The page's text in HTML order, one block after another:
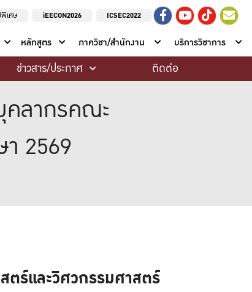
เศษ iEECON2026 ICSEC2022
หลักสูตร ภาควิชา/สำนักงาน บริการวิชาการ
ข่าวสาร/ประกาศ ติดต่อ
คลากรคณะ
2569
ตร์และวิศวกรรมศาสตร์